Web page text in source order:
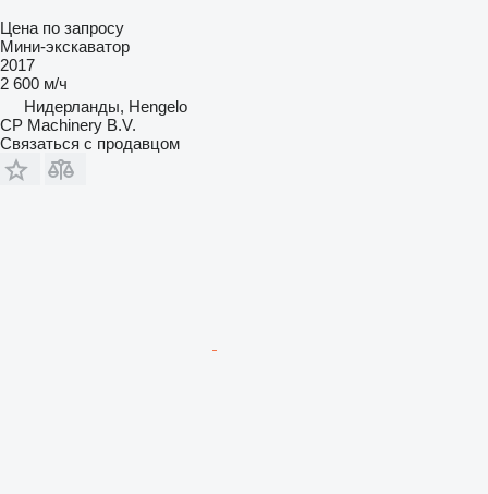
Цена по запросу
Мини-экскаватор
2017
2 600 м/ч
Нидерланды, Hengelo
CP Machinery B.V.
Связаться с продавцом